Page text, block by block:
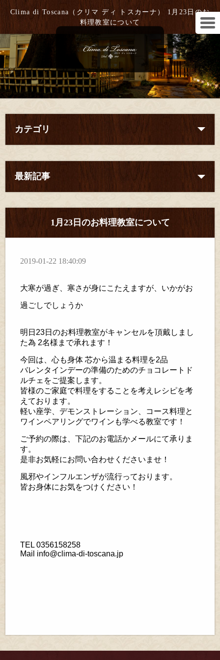
Clima di Toscana（クリマ ディ トスカーナ） 1月23日のお
料理教室について
カテゴリ
最新記事
1月23日のお料理教室について
2019-01-22 18:40:09
大寒が過ぎ、寒さが身にこたえますが、いかがお
過ごしでしょうか
明日23日のお料理教室がキャンセルを頂戴しまし
た為 2名様まで承れます！
今回は、心も身体 芯から温まる料理を2品
バレンタインデーの準備のためのチョコレートド
ルチェをご提案します。
皆様のご家庭で料理をすることを考えレシピを考
えております。
軽い座学、デモンストレーション、コース料理と
ワインペアリングでワインも学べる教室です！
ご予約の際は、下記のお電話かメールにて承りま
す。
是非お気軽にお問い合わせくださいませ！
風邪やインフルエンザが流行っております。
皆お身体にお気をつけください！
TEL0356158258
Mail info@clima-di-toscana.jp